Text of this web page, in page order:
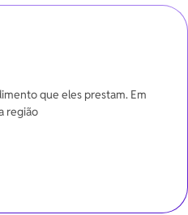
que eles prestam. Em
região